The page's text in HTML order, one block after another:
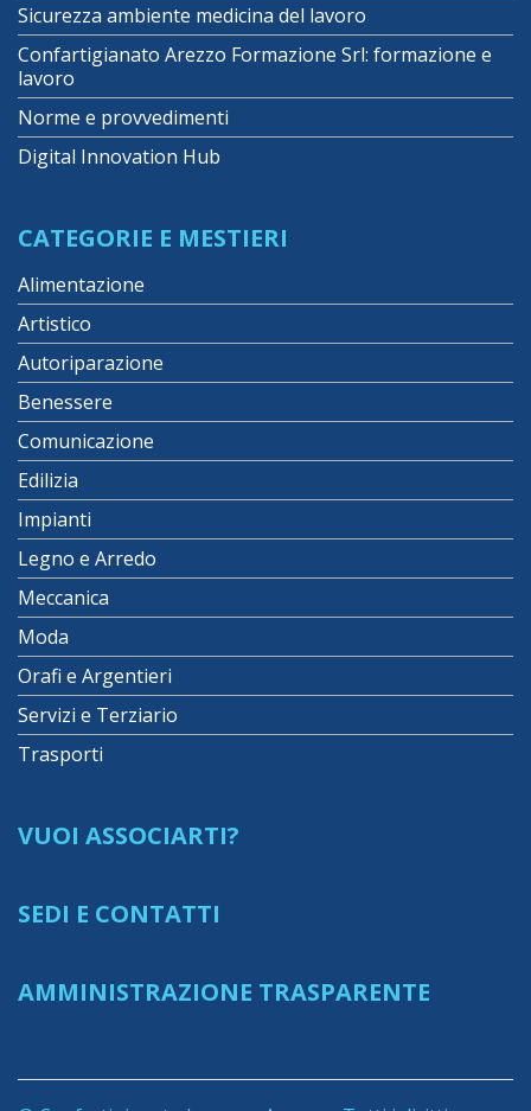
Sicurezza ambiente medicina del lavoro
Confartigianato Arezzo Formazione Srl: formazione e
lavoro
Norme e provvedimenti
Digital Innovation Hub
CATEGORIE E MESTIERI
Alimentazione
Artistico
Autoriparazione
Benessere
Comunicazione
Edilizia
Impianti
Legno e Arredo
Meccanica
Moda
Orafi e Argentieri
Servizi e Terziario
Trasporti
VUOI ASSOCIARTI?
SEDI E CONTATTI
AMMINISTRAZIONE TRASPARENTE